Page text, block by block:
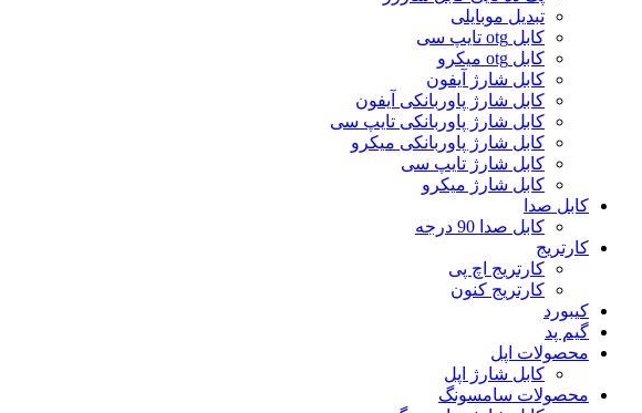
تبدیل موبایلی
کابل otg تایپ سی
کابل otg میکرو
کابل شارژ آیفون
کابل شارژ پاوربانکی آیفون
کابل شارژ پاوربانکی تایپ سی
کابل شارژ پاوربانکی میکرو
کابل شارژ تایپ سی
کابل شارژ میکرو
کابل صدا
کابل صدا 90 درجه
کارتریج
کارتریج اچ پی
کارتریج کنون
کیبورد
گیم پد
محصولات اپل
کابل شارژ اپل
محصولات سامسونگ